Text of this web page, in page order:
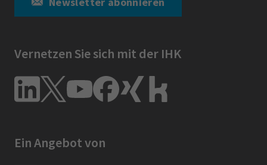
Vernetzen Sie sich mit der IHK
Ein Angebot von